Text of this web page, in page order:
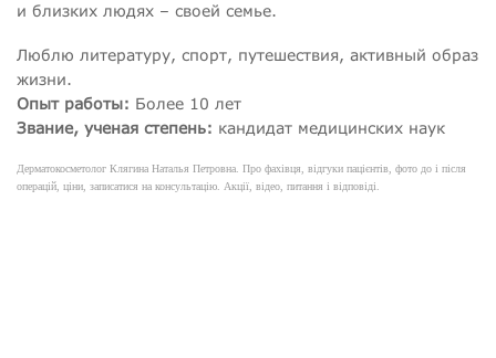
и близких людях – своей семье.
Люблю литературу, спорт, путешествия, активный образ
жизни.
Опыт работы: Более 10 лет
Звание, ученая степень: кандидат медицинских наук
Дерматокосметолог Клягина Наталья Петровна. Про фахівця, відгуки пацієнтів, фото до і після
операцій, ціни, записатися на консультацію. Акції, відео, питання і відповіді.